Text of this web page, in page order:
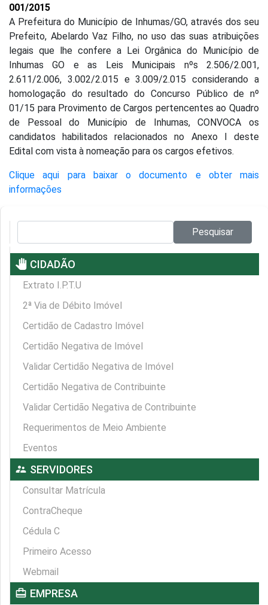
001/2015
A Prefeitura do Município de Inhumas/GO, através dos seu
Prefeito, Abelardo Vaz Filho, no uso das suas atribuições
legais que lhe confere a Lei Orgânica do Município de
Inhumas GO e as Leis Municipais nºs 2.506/2.001,
2.611/2.006, 3.002/2.015 e 3.009/2.015 considerando a
homologação do resultado do Concurso Público de nº
01/15 para Provimento de Cargos pertencentes ao Quadro
de Pessoal do Município de Inhumas, CONVOCA os
candidatos habilitados relacionados no Anexo I deste
Edital com vista à nomeação para os cargos efetivos.
Clique aqui para baixar o documento e obter mais
informações
Pesquisar
pan_tool CIDADÃO
Extrato I.P.T.U
2ª Via de Débito Imóvel
Certidão de Cadastro Imóvel
Certidão Negativa de Imóvel
Validar Certidão Negativa de Imóvel
Certidão Negativa de Contribuinte
Validar Certidão Negativa de Contribuinte
Requerimentos de Meio Ambiente
Eventos
supervisor_account SERVIDORES
Consultar Matrícula
ContraCheque
Cédula C
Primeiro Acesso
Webmail
card_travel EMPRESA